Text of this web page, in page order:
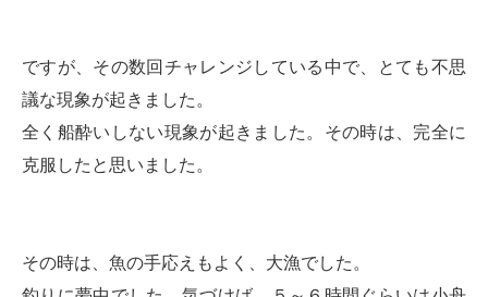
ですが、その数回チャレンジしている中で、とても不思
議な現象が起きました。
全く船酔いしない現象が起きました。その時は、完全に
克服したと思いました。
その時は、魚の手応えもよく、大漁でした。